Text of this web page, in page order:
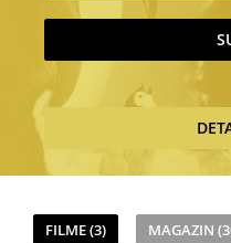
FILME (3) MAGAZIN